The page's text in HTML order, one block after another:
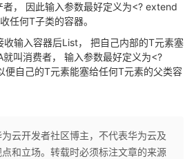
者， 因此输入参数最好定义为<? extend
任何T子类的容器。
收输入容器后List， 把自己内部的T元素塞
叫消费者， 输入参数最好定义为<?
便自己的T元素能塞给任何T元素的父类容
为云开发者社区博主，不代表华为云及
和立场。转载时必须标注文章的来源